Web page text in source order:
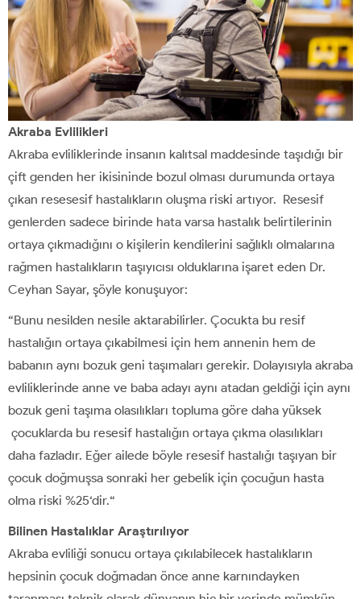
Akraba Evlilikleri
Akraba evliliklerinde insanın kalıtsal maddesinde taşıdığı bir
çift genden her ikisininde bozul olması durumunda ortaya
çıkan resesesif hastalıkların oluşma riski artıyor. Resesif
genlerden sadece birinde hata varsa hastalık belirtilerinin
ortaya çıkmadığını o kişilerin kendilerini sağlıklı olmalarına
rağmen hastalıkların taşıyıcısı olduklarına işaret eden Dr.
Ceyhan Sayar, şöyle konuşuyor:
“Bunu nesilden nesile aktarabilirler. Çocukta bu resif
hastalığın ortaya çıkabilmesi için hem annenin hem de
babanın aynı bozuk geni taşımaları gerekir. Dolayısıyla akraba
evliliklerinde anne ve baba adayı aynı atadan geldiği için aynı
bozuk geni taşıma olasılıkları topluma göre daha yüksek
çocuklarda bu resesif hastalığın ortaya çıkma olasılıkları
daha fazladır. Eğer ailede böyle resesif hastalığı taşıyan bir
çocuk doğmuşsa sonraki her gebelik için çocuğun hasta
olma riski %25‘dir.“
Bilinen Hastalıklar Araştırılıyor
Akraba evliliği sonucu ortaya çıkılabilecek hastalıkların
hepsinin çocuk doğmadan önce anne karnındayken